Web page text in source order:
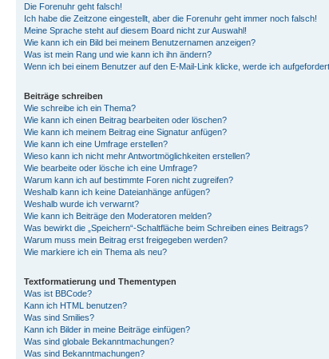
Die Forenuhr geht falsch!
Ich habe die Zeitzone eingestellt, aber die Forenuhr geht immer noch falsch!
Meine Sprache steht auf diesem Board nicht zur Auswahl!
Wie kann ich ein Bild bei meinem Benutzernamen anzeigen?
Was ist mein Rang und wie kann ich ihn ändern?
Wenn ich bei einem Benutzer auf den E-Mail-Link klicke, werde ich
Beiträge schreiben
Wie schreibe ich ein Thema?
Wie kann ich einen Beitrag bearbeiten oder löschen?
Wie kann ich meinem Beitrag eine Signatur anfügen?
Wie kann ich eine Umfrage erstellen?
Wieso kann ich nicht mehr Antwortmöglichkeiten erstellen?
Wie bearbeite oder lösche ich eine Umfrage?
Warum kann ich auf bestimmte Foren nicht zugreifen?
Weshalb kann ich keine Dateianhänge anfügen?
Weshalb wurde ich verwarnt?
Wie kann ich Beiträge den Moderatoren melden?
Was bewirkt die „Speichern“-Schaltfläche beim Schreiben eines Beitrags?
Warum muss mein Beitrag erst freigegeben werden?
Wie markiere ich ein Thema als neu?
Textformatierung und Thementypen
Was ist BBCode?
Kann ich HTML benutzen?
Was sind Smilies?
Kann ich Bilder in meine Beiträge einfügen?
Was sind globale Bekanntmachungen?
Was sind Bekanntmachungen?